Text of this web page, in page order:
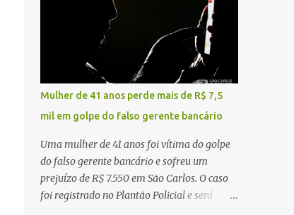
especializadas e serviços de média e alta
complexidade que atendem pacientes não
apenas do município, mas também de
diversas cidades do entorno, ampliando
significativamente a responsabilidade da
gestão sobre o Sistema Único de Saúde
(SUS). Nos últimos anos, o Governo Federal
tem ampliado investimentos destinados ao
fortalecimento da atenção básica, da
infraestrutura hospitalar e da
regionalização dos serviços de saúde.
Entretanto, em um cenário de demandas
Mulher de 41 anos perde mais de R$ 7,5
mil em golpe do falso gerente bancário
Uma mulher de 41 anos foi vítima do golpe
do falso gerente bancário e sofreu um
prejuízo de R$ 7.550 em São Carlos. O caso
foi registrado no Plantão Policial e será